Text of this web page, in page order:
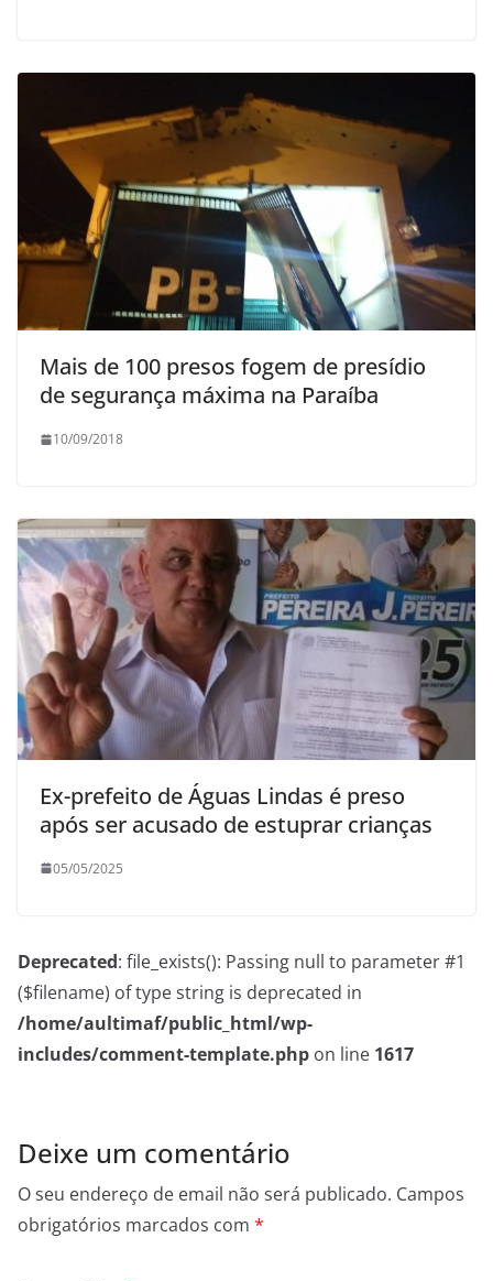
Mais de 100 presos fogem de presídio
de segurança máxima na Paraíba
10/09/2018
Ex-prefeito de Águas Lindas é preso
após ser acusado de estuprar crianças
05/05/2025
Deprecated: file_exists(): Passing null to parameter #1
($filename) of type string is deprecated in
/home/aultimaf/public_html/wp-
includes/comment-template.php on line 1617
Deixe um comentário
O seu endereço de email não será publicado. Campos
obrigatórios marcados com *